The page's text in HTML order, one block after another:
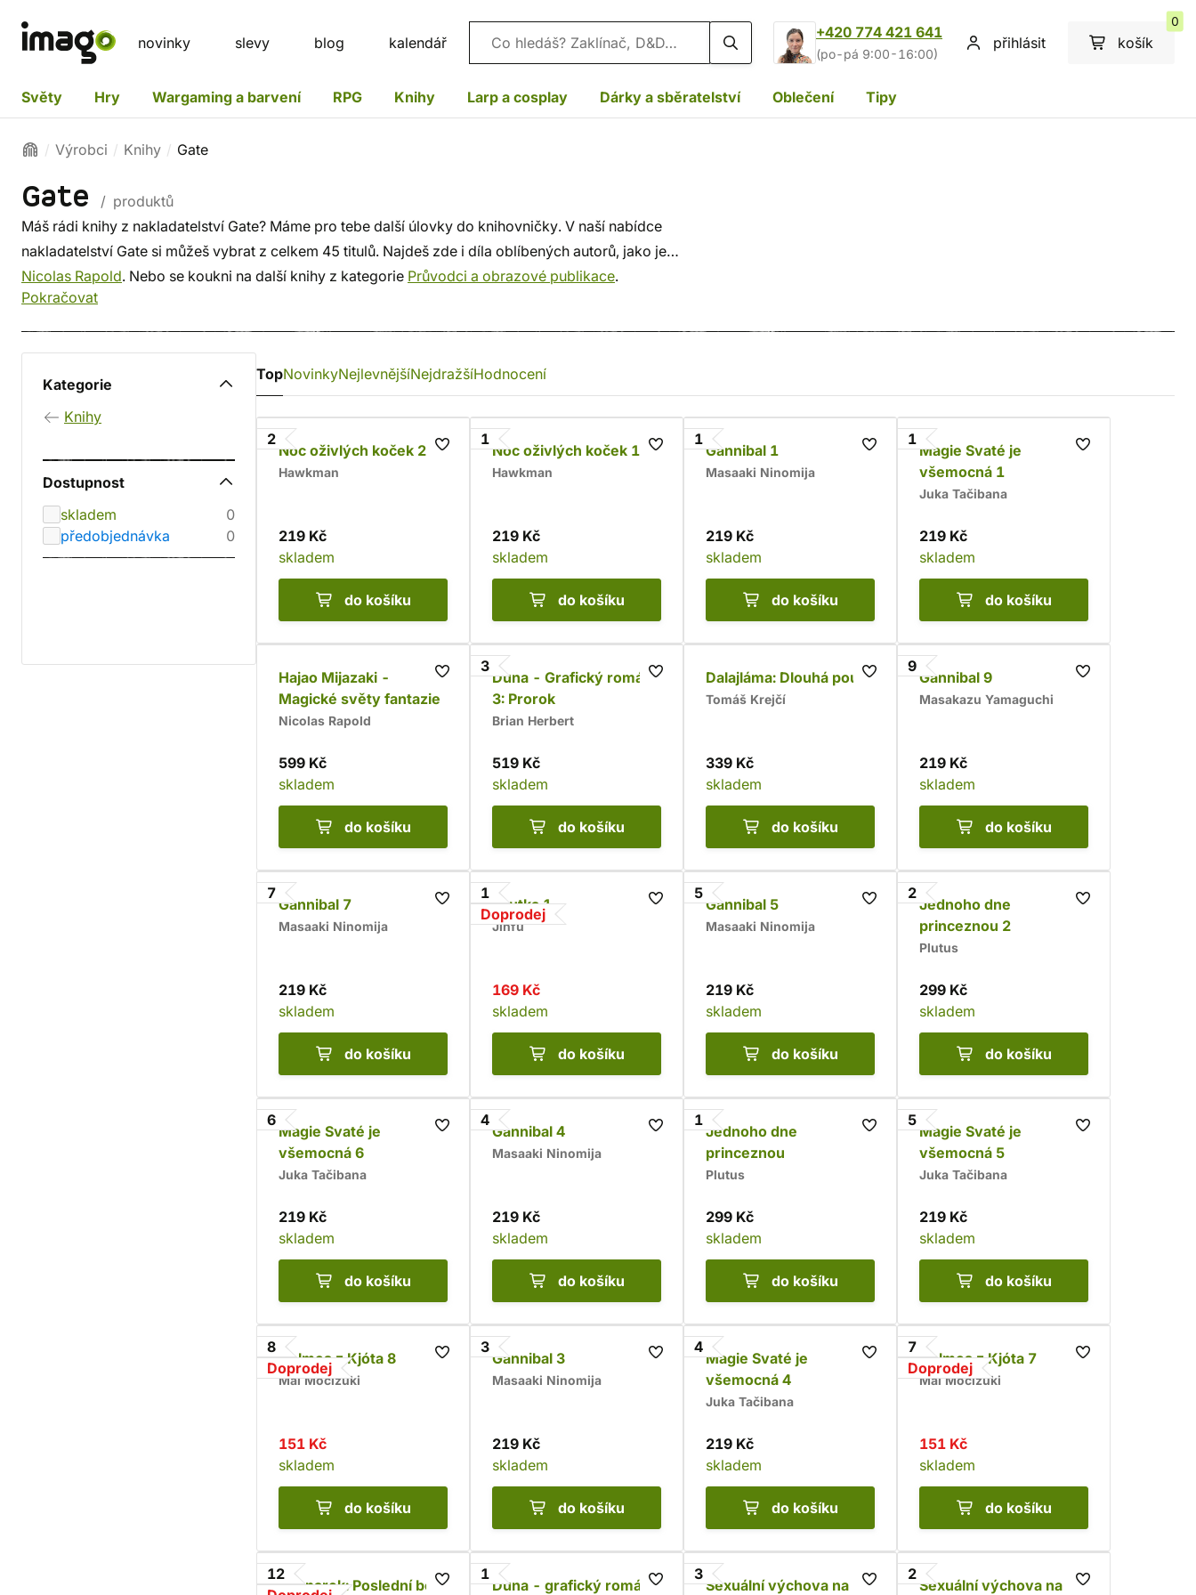
novinky slevy blog kalendář Vyhledávání
+420 774 421 641
(po-pá 9:00-16:00)
přihlásit košík
0
Světy Hry Wargaming a barvení RPG Knihy Larp a cosplay Dárky a sběratelství Oblečení Tipy
Výrobci Knihy Gate
Gate
/ produktů
Máš rádi knihy z nakladatelství Gate? Máme pro tebe další úlovky do knihovničky. V naší nabídce
nakladatelství Gate si můžeš vybrat z celkem 45 titulů. Najdeš zde i díla oblíbených autorů, jako je
Nicolas Rapold. Nebo se koukni na další knihy z kategorie Průvodci a obrazové publikace.
Pokračovat
Kategorie
Knihy
Dostupnost
skladem
0
předobjednávka
0
TopNovinkyNejlevnějšíNejdražšíHodnocení
2
Noc oživlých koček 2
Hawkman
219 Kč
skladem
do košíku
1
Noc oživlých koček 1
Hawkman
219 Kč
skladem
do košíku
1
Gannibal 1
Masaaki Ninomija
219 Kč
skladem
do košíku
1
Magie Svaté je
všemocná 1
Juka Tačibana
219 Kč
skladem
do košíku
Hajao Mijazaki -
Magické světy fantazie
Nicolas Rapold
599 Kč
skladem
do košíku
3
Duna - Grafický román
3: Prorok
Brian Herbert
519 Kč
skladem
do košíku
Dalajláma: Dlouhá pouť
Tomáš Krejčí
339 Kč
skladem
do košíku
9
Gannibal 9
Masakazu Yamaguchi
219 Kč
skladem
do košíku
7
Gannibal 7
Masaaki Ninomija
219 Kč
skladem
do košíku
1
Doprodej
Loutka 1
Jinfu
169 Kč
skladem
do košíku
5
Gannibal 5
Masaaki Ninomija
219 Kč
skladem
do košíku
2
Jednoho dne
princeznou 2
Plutus
299 Kč
skladem
do košíku
6
Magie Svaté je
všemocná 6
Juka Tačibana
219 Kč
skladem
do košíku
4
Gannibal 4
Masaaki Ninomija
219 Kč
skladem
do košíku
1
Jednoho dne
princeznou
Plutus
299 Kč
skladem
do košíku
5
Magie Svaté je
všemocná 5
Juka Tačibana
219 Kč
skladem
do košíku
8
Doprodej
Holmes z Kjóta 8
Mai Močizuki
151 Kč
skladem
do košíku
3
Gannibal 3
Masaaki Ninomija
219 Kč
skladem
do košíku
4
Magie Svaté je
všemocná 4
Juka Tačibana
219 Kč
skladem
do košíku
7
Doprodej
Holmes z Kjóta 7
Mai Močizuki
151 Kč
skladem
do košíku
12
Ragnarok: Poslední boj
1
Duna - grafický román
3
Sexuální výchova na
2
Sexuální výchova na